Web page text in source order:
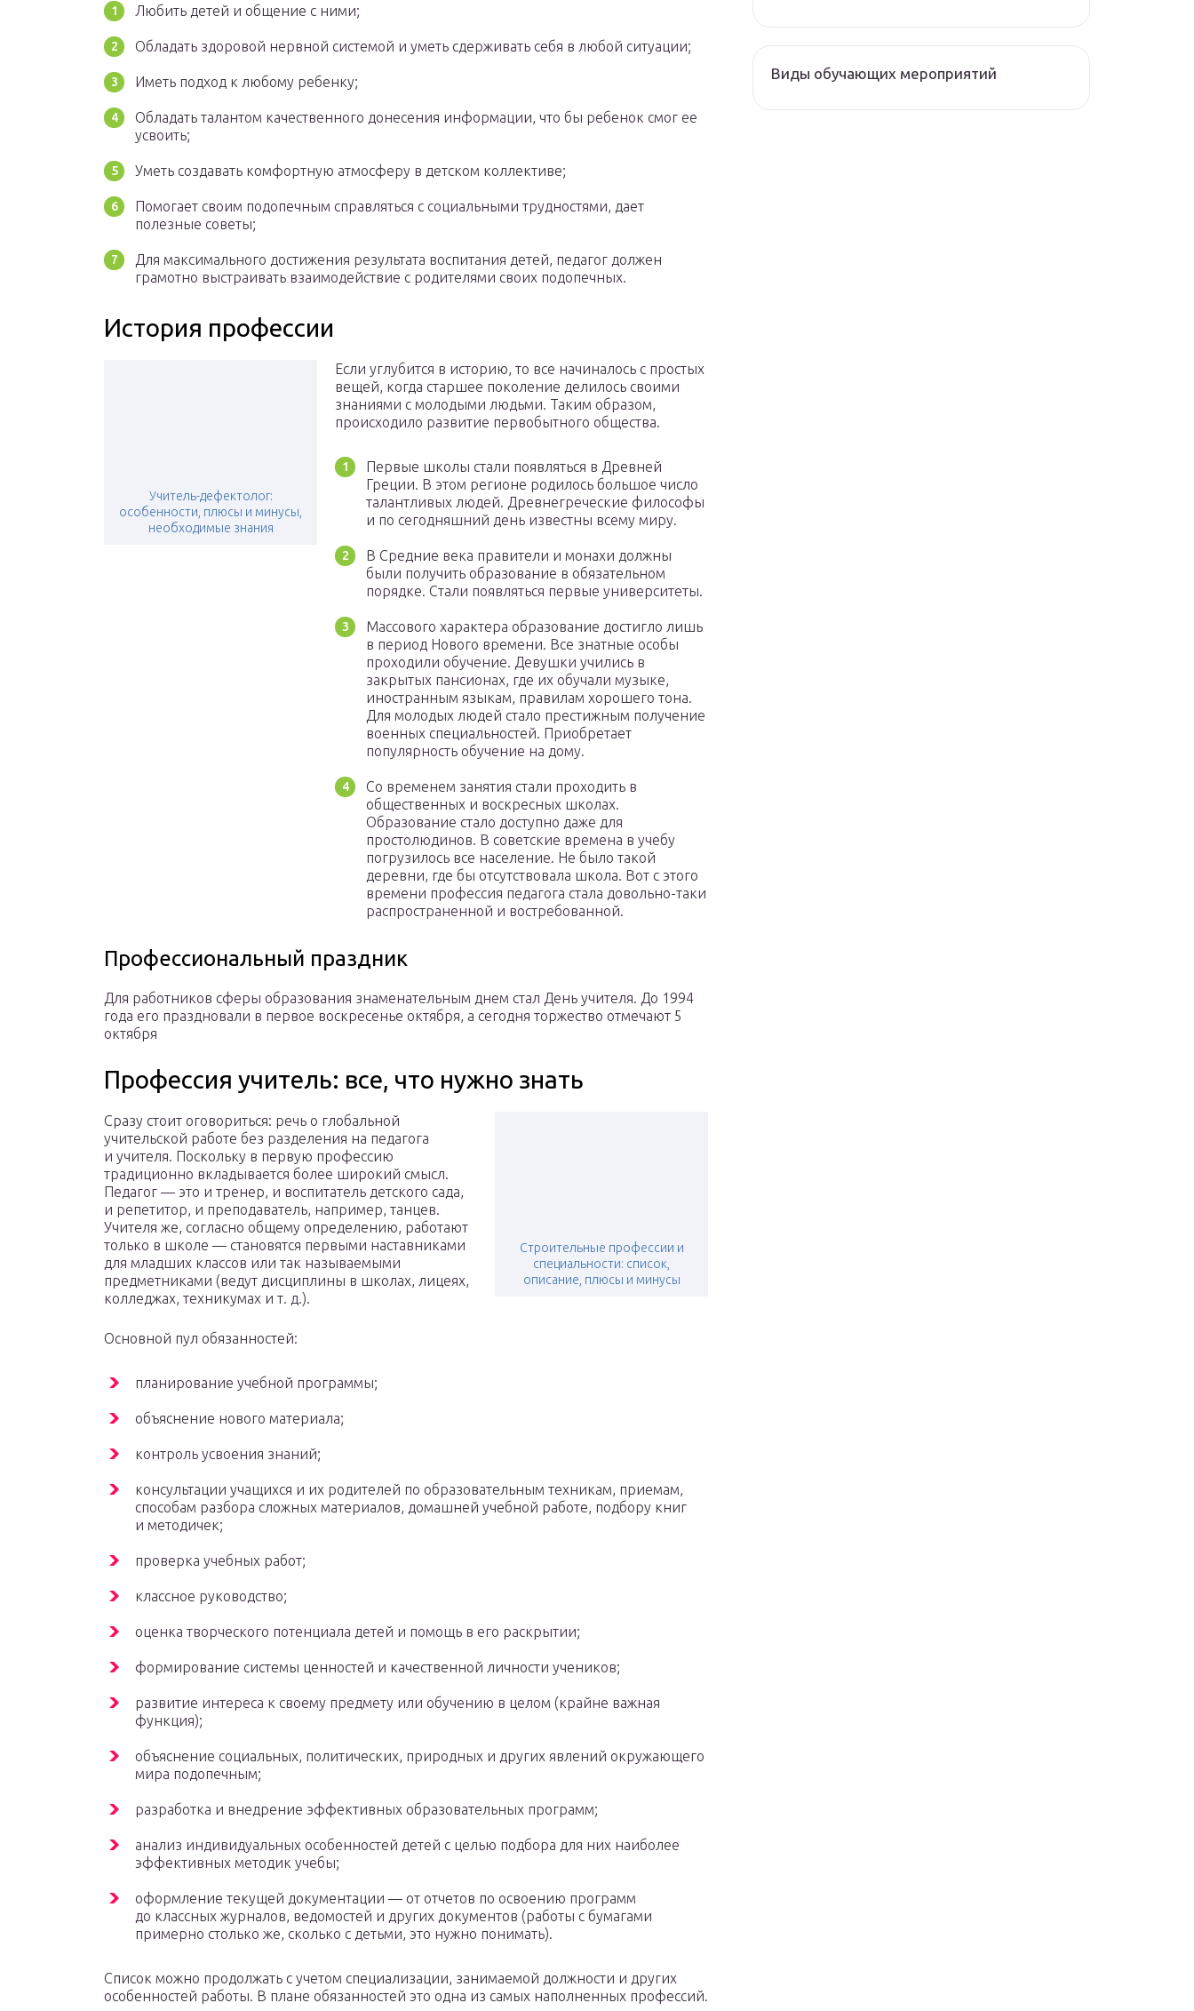
Любить детей и общение с ними;
Обладать здоровой нервной системой и уметь сдерживать себя в любой ситуации;
Иметь подход к любому ребенку;
Обладать талантом качественного донесения информации, что бы ребенок смог ее
усвоить;
Уметь создавать комфортную атмосферу в детском коллективе;
Помогает своим подопечным справляться с социальными трудностями, дает
полезные советы;
Для максимального достижения результата воспитания детей, педагог должен
грамотно выстраивать взаимодействие с родителями своих подопечных.
История профессии
Учитель-дефектолог:
особенности, плюсы и минусы,
необходимые знания
Если углубится в историю, то все начиналось с простых
вещей, когда старшее поколение делилось своими
знаниями с молодыми людьми. Таким образом,
происходило развитие первобытного общества.
Первые школы стали появляться в Древней
Греции. В этом регионе родилось большое число
талантливых людей. Древнегреческие философы
и по сегодняшний день известны всему миру.
В Средние века правители и монахи должны
были получить образование в обязательном
порядке. Стали появляться первые университеты.
Массового характера образование достигло лишь
в период Нового времени. Все знатные особы
проходили обучение. Девушки учились в
закрытых пансионах, где их обучали музыке,
иностранным языкам, правилам хорошего тона.
Для молодых людей стало престижным получение
военных специальностей. Приобретает
популярность обучение на дому.
Со временем занятия стали проходить в
общественных и воскресных школах.
Образование стало доступно даже для
простолюдинов. В советские времена в учебу
погрузилось все население. Не было такой
деревни, где бы отсутствовала школа. Вот с этого
времени профессия педагога стала довольно-таки
распространенной и востребованной.
Профессиональный праздник
Для работников сферы образования знаменательным днем стал День учителя. До 1994
года его праздновали в первое воскресенье октября, а сегодня торжество отмечают 5
октября
Профессия учитель: все, что нужно знать
Строительные профессии и
специальности: список,
описание, плюсы и минусы
Сразу стоит оговориться: речь о глобальной
учительской работе без разделения на педагога
и учителя. Поскольку в первую профессию
традиционно вкладывается более широкий смысл.
Педагог — это и тренер, и воспитатель детского сада,
и репетитор, и преподаватель, например, танцев.
Учителя же, согласно общему определению, работают
только в школе — становятся первыми наставниками
для младших классов или так называемыми
предметниками (ведут дисциплины в школах, лицеях,
колледжах, техникумах и т. д.).
Основной пул обязанностей:
планирование учебной программы;
объяснение нового материала;
контроль усвоения знаний;
консультации учащихся и их родителей по образовательным техникам, приемам,
способам разбора сложных материалов, домашней учебной работе, подбору книг
и методичек;
проверка учебных работ;
классное руководство;
оценка творческого потенциала детей и помощь в его раскрытии;
формирование системы ценностей и качественной личности учеников;
развитие интереса к своему предмету или обучению в целом (крайне важная
функция);
объяснение социальных, политических, природных и других явлений окружающего
мира подопечным;
разработка и внедрение эффективных образовательных программ;
анализ индивидуальных особенностей детей с целью подбора для них наиболее
эффективных методик учебы;
оформление текущей документации — от отчетов по освоению программ
до классных журналов, ведомостей и других документов (работы с бумагами
примерно столько же, сколько с детьми, это нужно понимать).
Список можно продолжать с учетом специализации, занимаемой должности и других
особенностей работы. В плане обязанностей это одна из самых наполненных профессий.
Виды обучающих мероприятий